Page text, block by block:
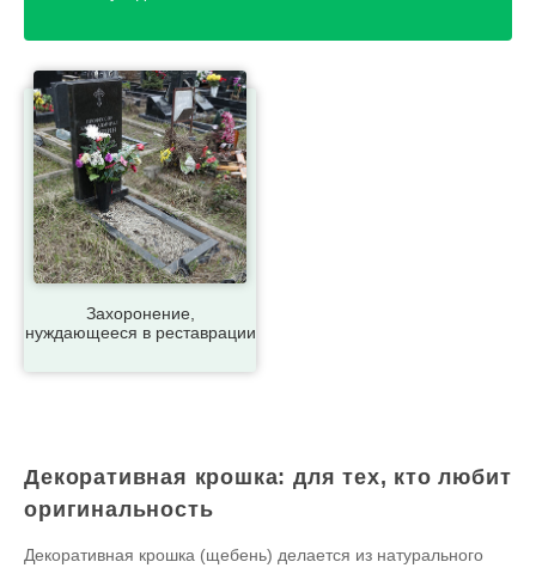
Захоронение,
нуждающееся в реставрации
Декоративная крошка: для тех, кто любит
оригинальность
Декоративная крошка (щебень) делается из натурального